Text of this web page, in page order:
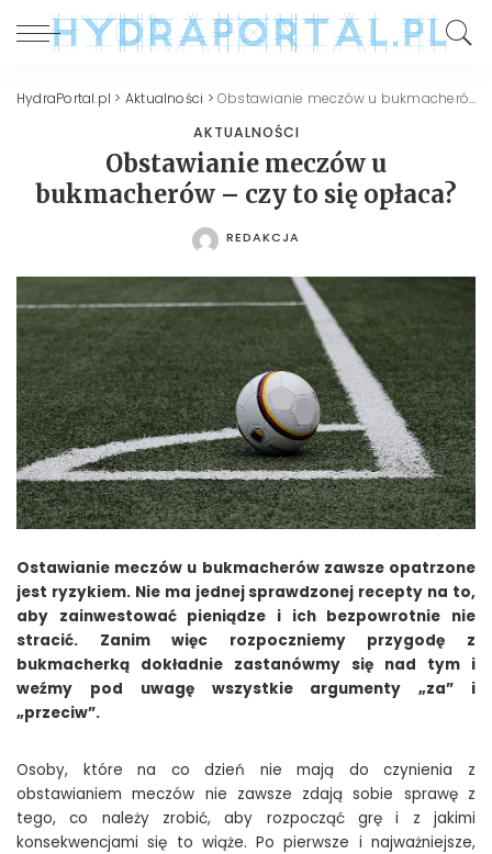
HydraPortal.pl > Aktualności >Obstawianie meczów u bukmacherów – czy to się opłaca?
AKTUALNOŚCI
Obstawianie meczów u
bukmacherów – czy to się opłaca?
POSTED
REDAKCJA
Ostawianie meczów u bukmacherów zawsze opatrzone
jest ryzykiem. Nie ma jednej sprawdzonej recepty na to,
aby zainwestować pieniądze i ich bezpowrotnie nie
stracić. Zanim więc rozpoczniemy przygodę z
bukmacherką dokładnie zastanówmy się nad tym i
weźmy pod uwagę wszystkie argumenty „za” i
„przeciw”.
Osoby, które na co dzień nie mają do czynienia z
obstawianiem meczów nie zawsze zdają sobie sprawę z
tego, co należy zrobić, aby rozpocząć grę i z jakimi
konsekwencjami się to wiąże. Po pierwsze i najważniejsze,